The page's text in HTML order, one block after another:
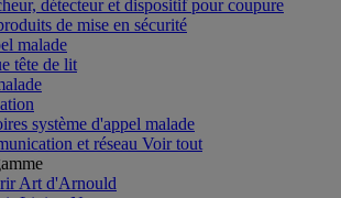
détecteur et dispositif pour coupure
de mise en sécurité
malade
tête de lit
système d'appel malade
et réseau Voir tout
Art d'Arnould